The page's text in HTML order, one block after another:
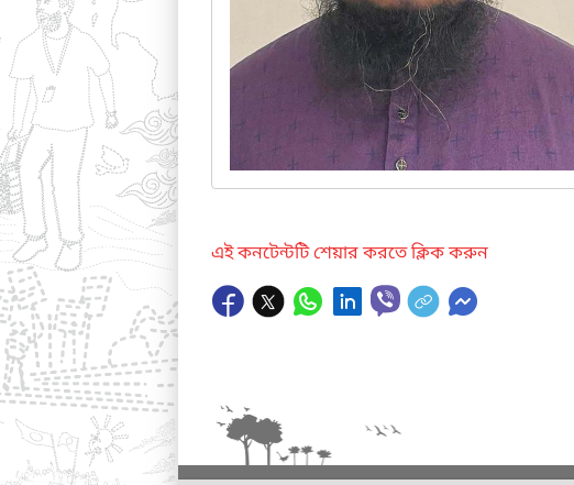
এই কনটেন্টটি শেয়ার করতে ক্লিক করুন